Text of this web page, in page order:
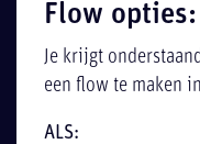
Flow opties:
Je krijgt
een flow te maken
ALS: